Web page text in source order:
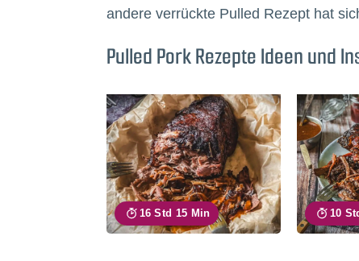
andere verrückte Pulled Rezept hat
Pulled Pork Rezepte Ideen und
16 Std 15 Min 10